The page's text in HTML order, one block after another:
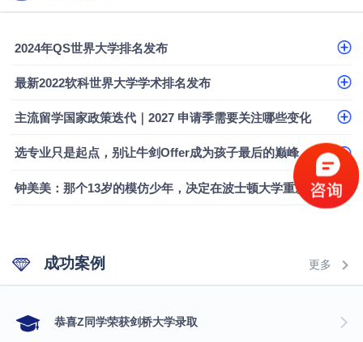
专科逆袭伦敦大学学院UCL录取案例解析
2024年QS世界大学排名发布
最新2022软科世界大学学术排名发布
主流留学国家政策迭代｜2027 申请季需要关注哪些变化
选专业只是起点，别让牛剑Offer成为孩子最后的巅峰
钟美美：那个13岁的模仿少年，决定在波士顿大学重新定义自己
成功案例 更多
​恭喜Z同学荣获剑桥大学录取